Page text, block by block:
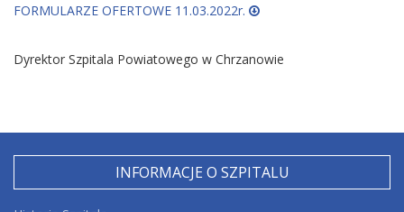
FORMULARZE OFERTOWE 11.03.2022r.
Dyrektor Szpitala Powiatowego w Chrzanowie
INFORMACJE O SZPITALU